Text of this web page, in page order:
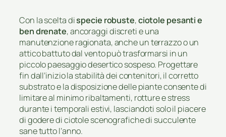
Con la scelta dispecie robuste,ciotole pesanti e
ben drenate, ancoraggi discreti e una
manutenzione ragionata, anche un terrazzo o un
attico battuto dal vento può trasformarsi in un
piccolo paesaggio desertico sospeso. Progettare
fin dall’inizio la stabilità dei contenitori, il corretto
substrato e la disposizione delle piante consente di
limitare al minimo ribaltamenti, rotture e stress
durante i temporali estivi, lasciandoti solo il piacere
di godere di ciotole scenografiche di succulente
sane tutto l’anno.